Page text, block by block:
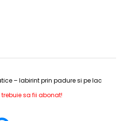
– labirint prin padure si pe lac
sa fii abonat!